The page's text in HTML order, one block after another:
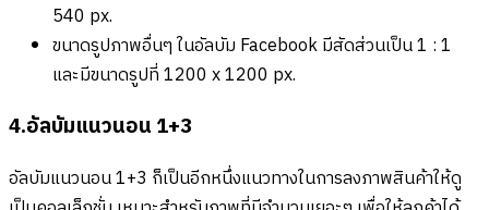
540 px.
ขนาดรูปภาพอื่นๆ ในอัลบัม Facebook มีสัดส่วนเป็น 1 : 1
และมีขนาดรูปที่ 1200 x 1200 px.
4.อัลบัมแนวนอน 1+3
อัลบัมแนวนอน 1+3 ก็เป็นอีกหนึ่งแนวทางในการลงภาพสินค้าให้ดู